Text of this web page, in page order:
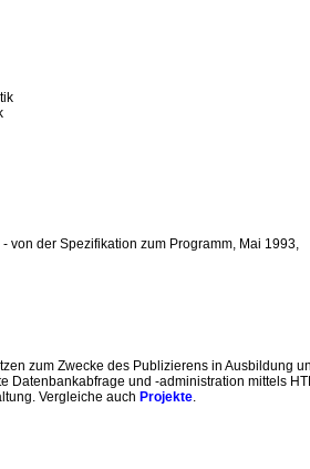
von der Spezifikation zum Programm, Mai 1993,
zum Zwecke des Publizierens in Ausbildung
Datenbankabfrage und -administration mittels
Vergleiche auch Projekte.